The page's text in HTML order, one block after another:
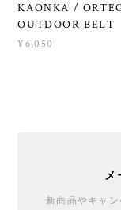
KAONKA /
OUTDOOR BELT
¥6,050
メ
新商品やキャ